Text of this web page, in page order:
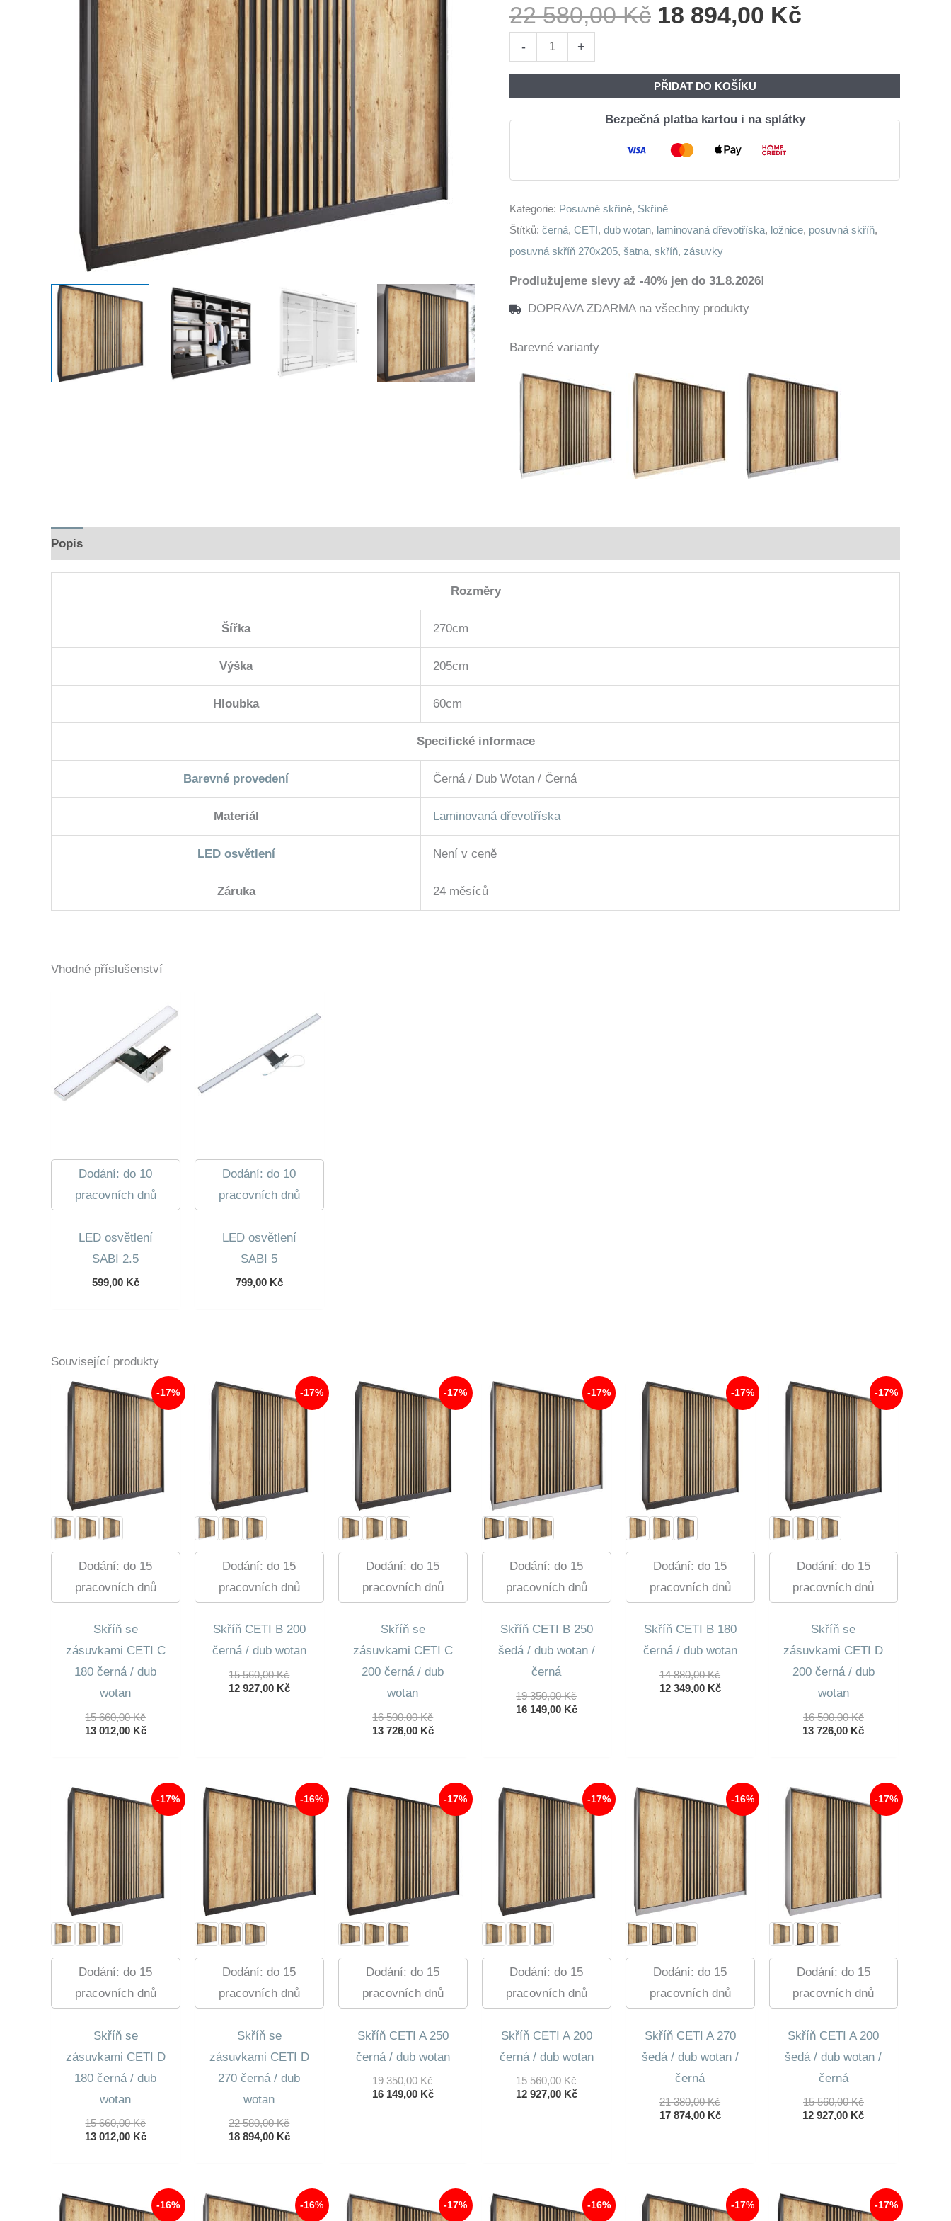
22 580,00Kč Původní
22
580,00 Kč.
18 894,00 Kč
894,00 Kč.
-
se
/
dub
wotan
množství
+
PŘIDAT DO KOŠÍKU
Bezpečná platba kartou i na splátky
Kategorie: Posuvné skříně, Skříně
Štítků: černá, CETI, dub wotan, laminovaná dřevotříska, ložnice, posuvná skříň,
posuvná skříň 270x205, šatna, skříň, zásuvky
Prodlužujeme slevy až -40% jen do 31.8.2026!
DOPRAVA ZDARMA na všechny produkty
Barevné varianty
Popis
Rozměry
Šířka 270cm
Výška 205cm
Hloubka 60cm
Specifické informace
Barevné provedení Černá / Dub Wotan / Černá
Materiál Laminovaná dřevotříska
LED osvětlení Není v ceně
Záruka 24 měsíců
Vhodné příslušenství
Dodání: do 10
pracovních dnů
LED osvětlení
SABI 2.5
599,00 Kč
Dodání: do 10
pracovních dnů
LED osvětlení
SABI 5
799,00 Kč
Související produkty
-17%
Dodání: do 15
pracovních dnů
Skříň se
zásuvkami CETI C
180 černá / dub
wotan
15 660,00KčPůvodní
Cena
13 012,00 KčAktuální
012,00 Kč.
-17%
Dodání: do 15
pracovních dnů
Skříň CETI B 200
černá / dub wotan
15 560,00KčPůvodní
Cena
12 927,00 KčAktuální
-17%
Dodání: do 15
pracovních dnů
Skříň se
zásuvkami CETI C
200 černá / dub
wotan
16 500,00KčPůvodní
Cena
13 726,00 KčAktuální
726,00 Kč.
-17%
Dodání: do 15
pracovních dnů
Skříň CETI B 250
šedá / dub wotan /
černá
19 350,00KčPůvodní
Cena
16 149,00 KčAktuální
-17%
Dodání: do 15
pracovních dnů
Skříň CETI B 180
černá / dub wotan
14 880,00KčPůvodní
Cena
12 349,00 KčAktuální
-17%
Dodání: do 15
pracovních dnů
Skříň se
zásuvkami CETI D
200 černá / dub
wotan
16 500,00KčPůvodní
Cena
13 726,00 KčAktuální
726,00 Kč.
-17%
Dodání: do 15
pracovních dnů
Skříň se
zásuvkami CETI D
180 černá / dub
wotan
15 660,00KčPůvodní
Cena
13 012,00 KčAktuální
012,00 Kč.
-16%
Dodání: do 15
pracovních dnů
Skříň se
zásuvkami CETI D
270 černá / dub
wotan
22 580,00KčPůvodní
Cena
18 894,00 KčAktuální
894,00 Kč.
-17%
Dodání: do 15
pracovních dnů
Skříň CETI A 250
černá / dub wotan
19 350,00KčPůvodní
Cena
16 149,00 KčAktuální
-17%
Dodání: do 15
pracovních dnů
Skříň CETI A 200
černá / dub wotan
15 560,00KčPůvodní
Cena
12 927,00 KčAktuální
-16%
Dodání: do 15
pracovních dnů
Skříň CETI A 270
šedá / dub wotan /
černá
21 380,00KčPůvodní
Cena
17 874,00 KčAktuální
-17%
Dodání: do 15
pracovních dnů
Skříň CETI A 200
šedá / dub wotan /
černá
15 560,00KčPůvodní
Cena
12 927,00 KčAktuální
-16% -16% -17% -16% -17% -17%